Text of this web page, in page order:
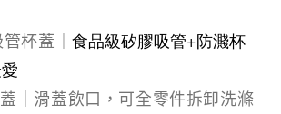
杯蓋｜食品級矽膠吸管+防濺杯
｜滑蓋飲口，可全零件拆卸洗滌